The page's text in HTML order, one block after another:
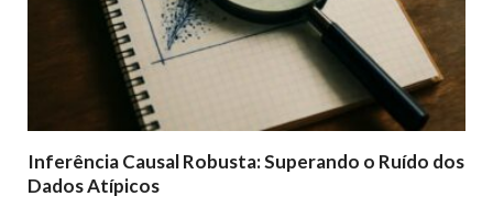
Inferência Causal Robusta: Superando o Ruído dos
Dados Atípicos